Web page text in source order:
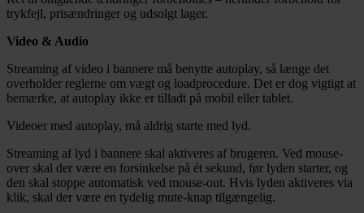
trykfejl, prisændringer og udsolgt lager.
Video & Audio
Streaming af video i bannere må benytte autoplay, så længe det
overholder reglerne om vægt og loadprocedure. Det er dog vigtigt at
bemærke, at autoplay ikke er tilladt på mobil eller tablet.
Videoer med autoplay, må aldrig starte med lyd.
Streaming af lyd i bannere skal aktiveres af brugeren. Ved mouse-
over skal der være en forsinkelse på ét sekund, før lyden starter, og
den skal stoppe automatisk ved mouse-out. Hvis lyden aktiveres via
klik, skal der være en tydelig mute-knap tilgængelig.